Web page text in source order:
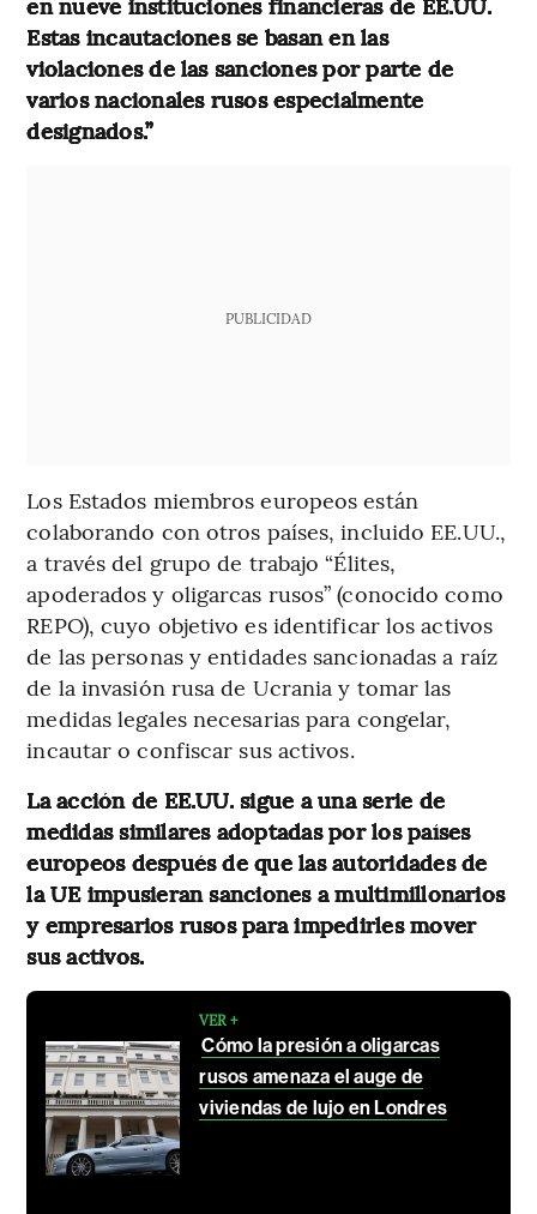
Estas incautaciones se basan en las
violaciones de las sanciones por parte de
varios nacionales rusos especialmente
designados.”
PUBLICIDAD
Los Estados miembros europeos están
colaborando con otros países, incluido EE.UU.,
a través del grupo de trabajo “Élites,
apoderados y oligarcas rusos” (conocido como
REPO), cuyo objetivo es identificar los activos
de las personas y entidades sancionadas a raíz
de la invasión rusa de Ucrania y tomar las
medidas legales necesarias para congelar,
incautar o confiscar sus activos.
La acción de EE.UU. sigue a una serie de
medidas similares adoptadas por los países
europeos después de que las autoridades de
la UE impusieran sanciones a multimillonarios
y empresarios rusos para impedirles mover
sus activos.
VER +
Cómo la presión a oligarcas
rusos amenaza el auge de
viviendas de lujo en Londres